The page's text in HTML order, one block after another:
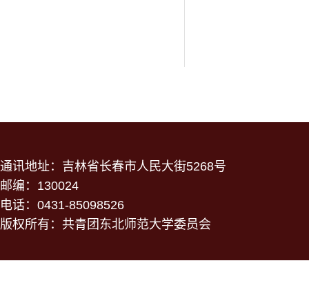
通讯地址：吉林省长春市人民大街5268号
邮编：130024
电话：0431-85098526
版权所有：共青团东北师范大学委员会